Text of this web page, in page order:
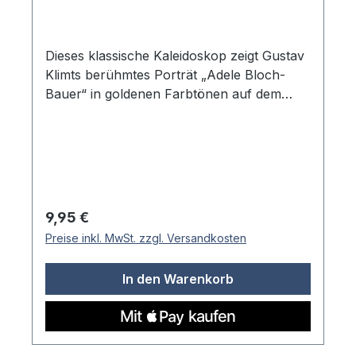
Dieses klassische Kaleidoskop zeigt Gustav
Klimts berühmtes Porträt „Adele Bloch-
Bauer“ in goldenen Farbtönen auf dem
Drehen entstehen immer neue
symmetrische Muster, die an Klimts
dekorative Bildsprache erinnern. Das
Gehäuse ist mit dem vollständigen
Kunstwerk bedruckt und zeigt sowohl das
charakteristische Gesicht der Porträtierten
als auch die typischen geometrischen und
floralen Ornamente in Gold- und
Regulärer Preis:
9,95 €
Preise inkl. MwSt. zzgl. Versandkosten
In den Warenkorb